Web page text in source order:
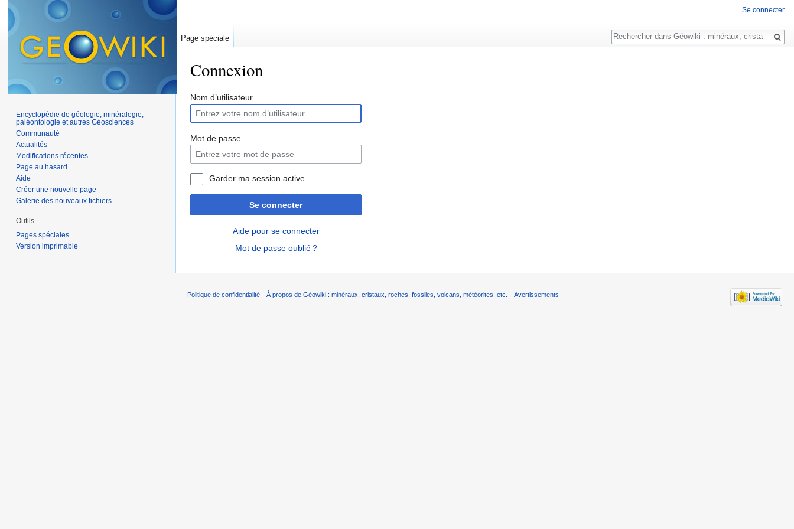
Connexion
Nom d’utilisateur
Mot de passe
Garder ma session active
Se connecter
Aide pour se connecter
Mot de passe oublié ?
Se connecter
Page spéciale
Rechercher
Encyclopédie de géologie, minéralogie,
paléontologie et autres Géosciences
Communauté
Actualités
Modifications récentes
Page au hasard
Aide
Créer une nouvelle page
Galerie des nouveaux fichiers
Outils
Pages spéciales
Version imprimable
Politique de confidentialité À propos de Géowiki : minéraux, cristaux, roches, fossiles, volcans, météorites, etc. Avertissements